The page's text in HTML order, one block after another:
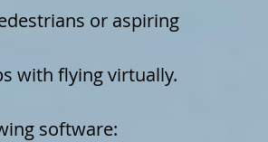
or aspiring
with flying virtually.
software: